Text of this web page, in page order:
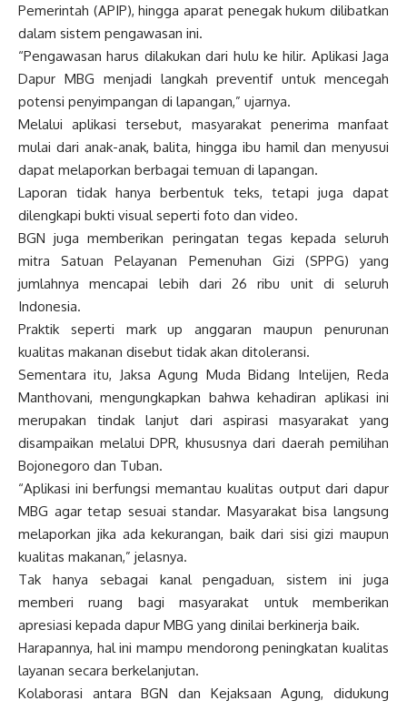
Pemerintah (APIP), hingga aparat penegak hukum dilibatkan
dalam sistem pengawasan ini.
“Pengawasan harus dilakukan dari hulu ke hilir. Aplikasi Jaga
Dapur MBG menjadi langkah preventif untuk mencegah
potensi penyimpangan di lapangan,” ujarnya.
Melalui aplikasi tersebut, masyarakat penerima manfaat
mulai dari anak-anak, balita, hingga ibu hamil dan menyusui
dapat melaporkan berbagai temuan di lapangan.
Laporan tidak hanya berbentuk teks, tetapi juga dapat
dilengkapi bukti visual seperti foto dan video.
BGN juga memberikan peringatan tegas kepada seluruh
mitra Satuan Pelayanan Pemenuhan Gizi (SPPG) yang
jumlahnya mencapai lebih dari 26 ribu unit di seluruh
Indonesia.
Praktik seperti mark up anggaran maupun penurunan
kualitas makanan disebut tidak akan ditoleransi.
Sementara itu, Jaksa Agung Muda Bidang Intelijen, Reda
Manthovani, mengungkapkan bahwa kehadiran aplikasi ini
merupakan tindak lanjut dari aspirasi masyarakat yang
disampaikan melalui DPR, khususnya dari daerah pemilihan
Bojonegoro dan Tuban.
“Aplikasi ini berfungsi memantau kualitas output dari dapur
MBG agar tetap sesuai standar. Masyarakat bisa langsung
melaporkan jika ada kekurangan, baik dari sisi gizi maupun
kualitas makanan,” jelasnya.
Tak hanya sebagai kanal pengaduan, sistem ini juga
memberi ruang bagi masyarakat untuk memberikan
apresiasi kepada dapur MBG yang dinilai berkinerja baik.
Harapannya, hal ini mampu mendorong peningkatan kualitas
layanan secara berkelanjutan.
Kolaborasi antara BGN dan Kejaksaan Agung, didukung